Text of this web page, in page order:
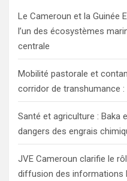
Le Cameroun et la Guinée
l’un des écosystèmes
centrale
Mobilité pastorale et
corridor de transhumance
Santé et agriculture : Baka
dangers des engrais
JVE Cameroun clarifie le
diffusion des informations